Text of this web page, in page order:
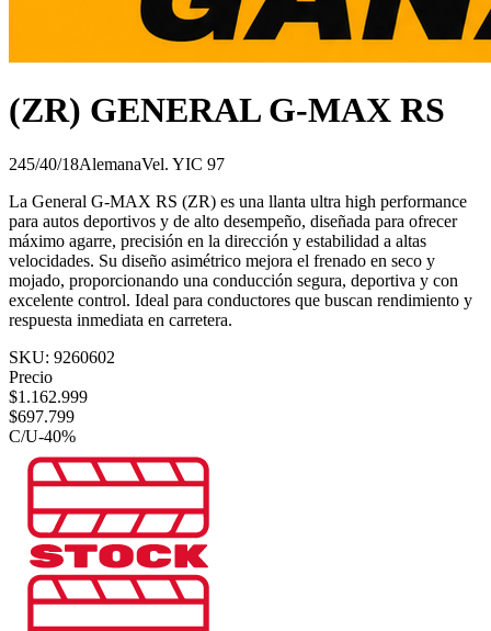
(ZR) GENERAL G-MAX RS
245/40/18AlemanaVel. YIC 97
La General G-MAX RS (ZR) es una llanta ultra high performance
para autos deportivos y de alto desempeño, diseñada para ofrecer
máximo agarre, precisión en la dirección y estabilidad a altas
velocidades. Su diseño asimétrico mejora el frenado en seco y
mojado, proporcionando una conducción segura, deportiva y con
excelente control. Ideal para conductores que buscan rendimiento y
respuesta inmediata en carretera.
SKU: 9260602
Precio
$1.162.999
$697.799
C/U-40%